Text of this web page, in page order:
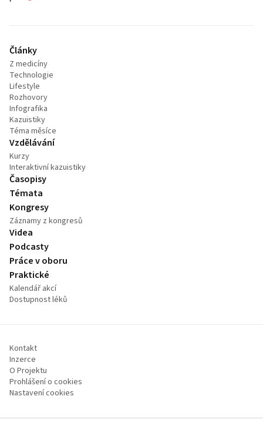
Články
Z medicíny
Technologie
Lifestyle
Rozhovory
Infografika
Kazuistiky
Téma měsíce
Vzdělávání
Kurzy
Interaktivní kazuistiky
Časopisy
Témata
Kongresy
Záznamy z kongresů
Videa
Podcasty
Práce v oboru
Praktické
Kalendář akcí
Dostupnost léků
Kontakt
Inzerce
O Projektu
Prohlášení o cookies
Nastavení cookies